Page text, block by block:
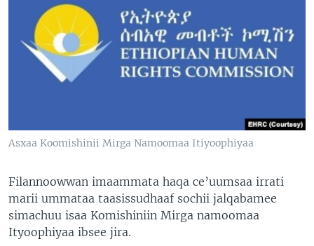
Asxaa Koomishinii Mirga Namoomaa Itiyoophiyaa
Filannoowwan imaammata haqa ce’uumsaa irrati
marii ummataa taasissudhaaf sochii jalqabamee
simachuu isaa Komishiniin Mirga namoomaa
Ityoophiyaa ibsee jira.